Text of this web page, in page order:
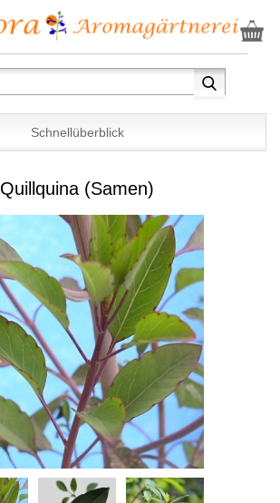
Schnellüberblick
Quillquina (Samen)